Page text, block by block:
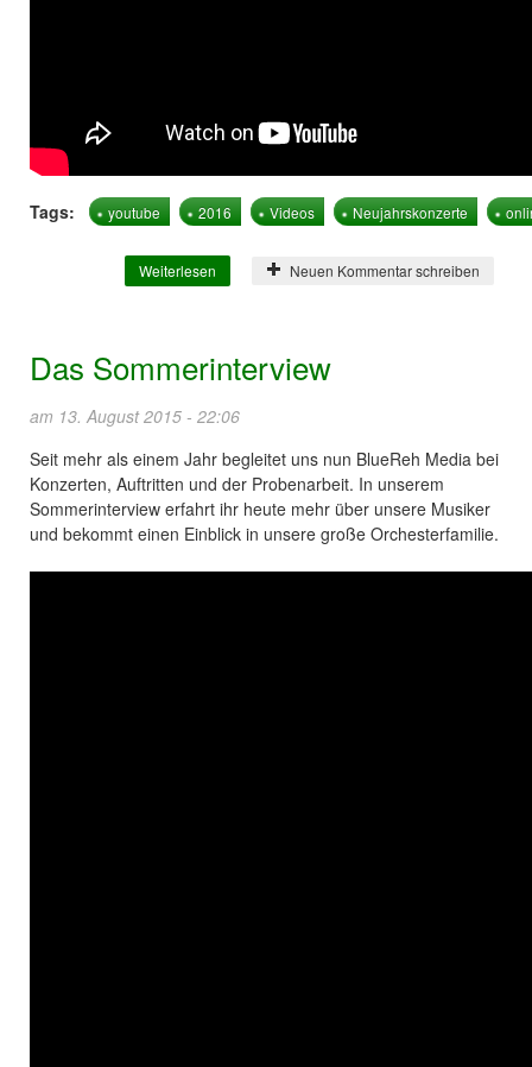
Tags: youtube 2016 Videos Neujahrskonzerte
Weiterlesen
über Das erste Video der Neujahrskonzerte
Neuen Kommentar schreiben
Das Sommerinterview
am 13. August 2015 - 22:06
Seit mehr als einem Jahr begleitet uns nun BlueReh Media bei
Konzerten, Auftritten und der Probenarbeit. In unserem
Sommerinterview erfahrt ihr heute mehr über unsere Musiker
und bekommt einen Einblick in unsere große Orchesterfamilie.